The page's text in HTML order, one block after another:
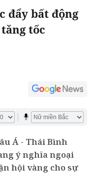
đẩy bất động
tốc
Á - Thái Bình
ý nghĩa ngoại
hội vàng cho sự